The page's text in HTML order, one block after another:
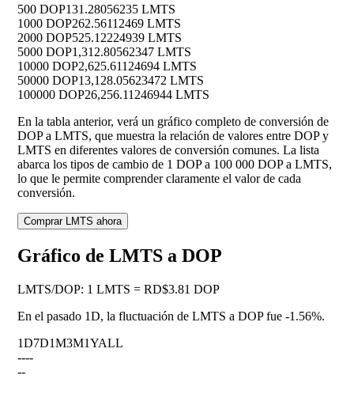
500 DOP131.28056235 LMTS
1000 DOP262.56112469 LMTS
2000 DOP525.12224939 LMTS
5000 DOP1,312.80562347 LMTS
10000 DOP2,625.61124694 LMTS
50000 DOP13,128.05623472 LMTS
100000 DOP26,256.11246944 LMTS
En la tabla anterior, verá un gráfico completo de conversión de
DOP a LMTS, que muestra la relación de valores entre DOP y
LMTS en diferentes valores de conversión comunes. La lista
abarca los tipos de cambio de 1 DOP a 100 000 DOP a LMTS,
lo que le permite comprender claramente el valor de cada
conversión.
Comprar LMTS ahora
Gráfico de LMTS a DOP
LMTS/DOP: 1 LMTS = RD$3.81 DOP
En el pasado 1D, la fluctuación de LMTS a DOP fue -1.56%.
1D7D1M3M1YALL
----
--